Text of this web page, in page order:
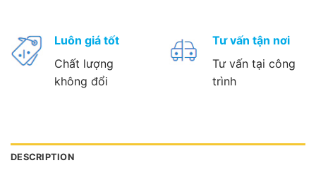
Luôn giá tốt
Chất lượng
không đổi
Tư vấn tận nơi
Tư vấn tại công
trình
DESCRIPTION